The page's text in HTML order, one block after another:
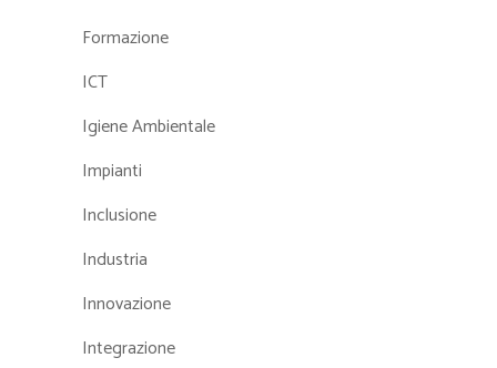
Formazione
ICT
Igiene Ambientale
Impianti
Inclusione
Industria
Innovazione
Integrazione